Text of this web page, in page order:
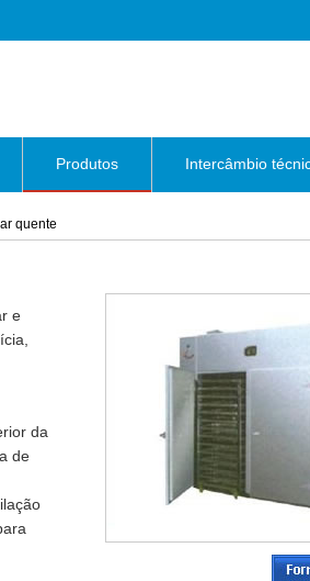
Produtos Intercâmbio
quente
e
da
de